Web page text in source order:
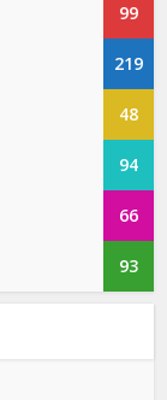
99
219
48
94
66
93